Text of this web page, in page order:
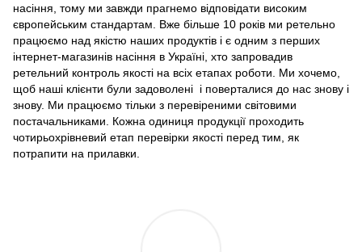
насіння, тому ми завжди прагнемо відповідати високим
європейським стандартам. Вже більше 10 років ми ретельно
працюємо над якістю наших продуктів і є одним з перших
інтернет-магазинів насіння в Україні, хто запровадив
ретельний контроль якості на всіх етапах роботи. Ми хочемо,
щоб наші клієнти були задоволені і поверталися до нас знову і
знову. Ми працюємо тільки з перевіреними світовими
постачальниками. Кожна одиниця продукції проходить
чотирьохрівневий етап перевірки якості перед тим, як
потрапити на прилавки.